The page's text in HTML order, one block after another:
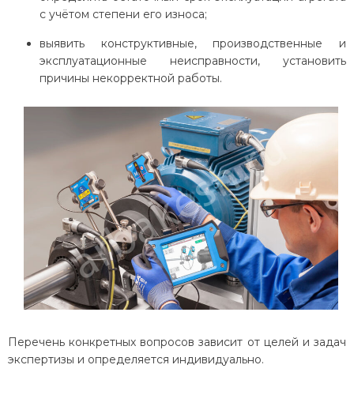
с учётом степени его износа;
выявить конструктивные, производственные и
эксплуатационные неисправности, установить
причины некорректной работы.
Перечень конкретных вопросов зависит от целей и задач
экспертизы и определяется индивидуально.